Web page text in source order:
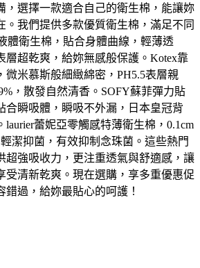
，選擇一款適合自己的衛生棉，能讓妳
。我們提供多款優質衛生棉，滿足不同
體衛生棉，貼合身體曲線，輕薄透
層超乾爽，給妳無感般保護。Kotex靠
微米慕斯般細緻綿密，PH5.5表層親
，散發自然清香。SOFY蘇菲彈力貼
合瞬吸體，瞬吸不外漏，日本皇冠背
laurier蕾妮亞零觸感特薄衛生棉，0.1cm
潔抑菌，有效抑制念珠菌。這些熱門
超強吸收力，更注重透氣與舒適感，讓
受清新乾爽。現在選購，享多重優惠促
過，給妳最貼心的呵護！